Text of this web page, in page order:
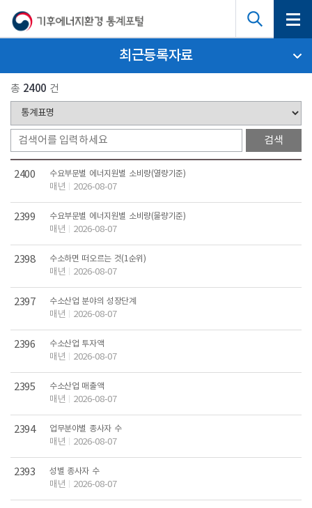
최근등록자료
총 2400 건
2400 수요부문별 에너지원별 소비량(열량기준)
매년 2026-08-07
2399 수요부문별 에너지원별 소비량(물량기준)
매년 2026-08-07
2398 수소하면 떠오르는 것(1순위)
매년 2026-08-07
2397 수소산업 분야의 성장단계
매년 2026-08-07
2396 수소산업 투자액
매년 2026-08-07
2395 수소산업 매출액
매년 2026-08-07
2394 업무분야별 종사자 수
매년 2026-08-07
2393 성별 종사자 수
매년 2026-08-07